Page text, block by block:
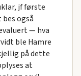
jf første
også
— hva
ble Hamre
på dette
at